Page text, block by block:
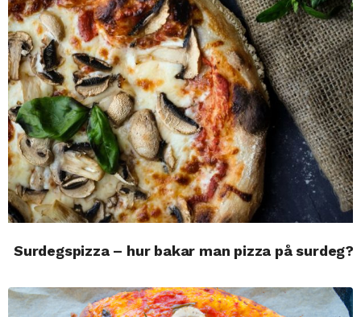
Surdegspizza – hur bakar man pizza på surdeg?